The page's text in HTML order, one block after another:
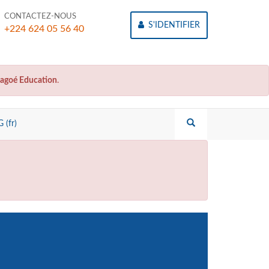
CONTACTEZ-NOUS
+224 624 05 56 40 S'IDENTIFIER
Education.
(fr)